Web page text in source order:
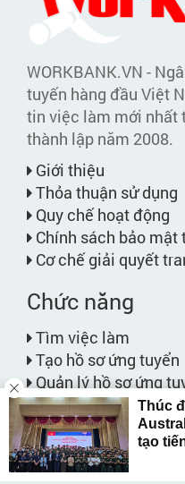
WORKBANK.VN -
tuyến hàng đầu Việt
tin việc làm mới nhất
thành lập năm 2008.
Giới thiệu
Thỏa thuận sử dụng
Quy chế hoạt động
Chính sách bảo mật
Cơ chế giải quyết
Chức năng
Tìm việc làm
Tạo hồ sơ ứng tuyển
Quản lý hồ sơ ứng
Cẩm nang việc làm
Tạo thông báo việc
Việc làm phù hợp
Bảng giá dịch vụ